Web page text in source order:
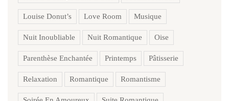
Louise Donut’s Love Room Musique
Nuit Inoubliable Nuit Romantique Oise
Parenthèse Enchantée Printemps Pâtisserie
Relaxation Romantique Romantisme